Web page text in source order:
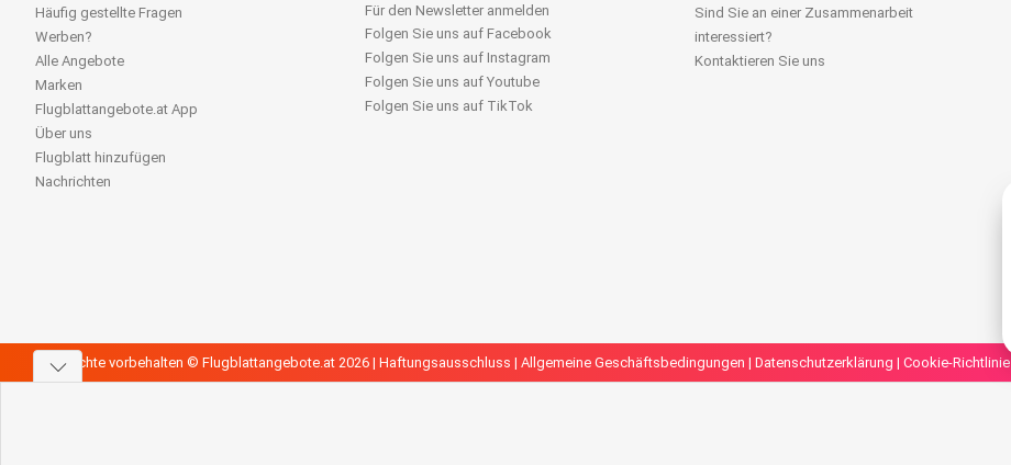
Häufig gestellte Fragen
Werben?
Alle Angebote
Marken
Flugblattangebote.at App
Über uns
Flugblatt hinzufügen
Nachrichten
Für den Newsletter anmelden
Folgen Sie uns auf Facebook
Folgen Sie uns auf Instagram
Folgen Sie uns auf Youtube
Folgen Sie uns auf TikTok
Sind Sie an einer Zusammenarbeit
interessiert?
Kontaktieren Sie uns
Alle Rechte vorbehalten © Flugblattangebote.at 2026 | Haftungsausschluss | Allgemeine Geschäftsbedingungen | Datenschutzerklärung | Cookie-Richtlinie